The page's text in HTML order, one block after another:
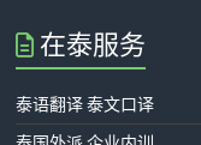
在泰服务
泰语翻译 泰文口译